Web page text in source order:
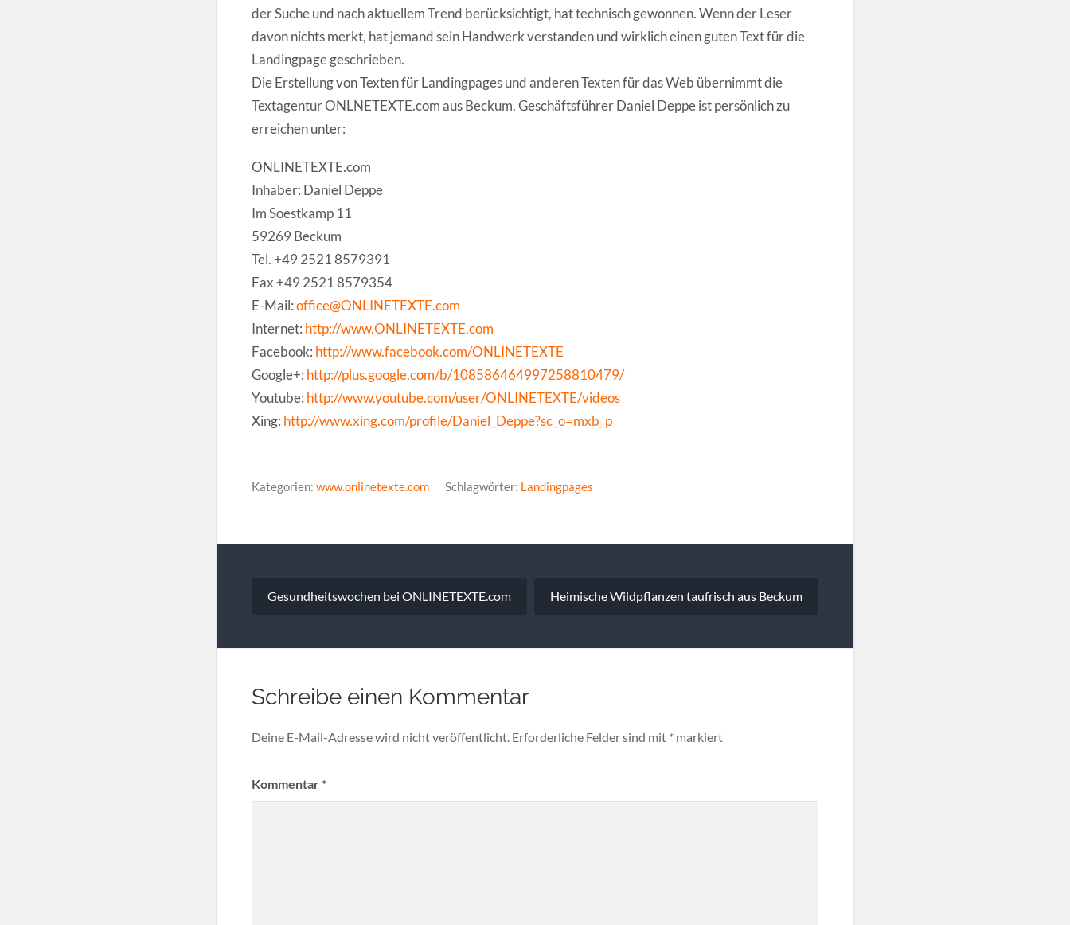
der Suche und nach aktuellem Trend berücksichtigt, hat technisch gewonnen. Wenn der Leser
davon nichts merkt, hat jemand sein Handwerk verstanden und wirklich einen guten Text für die
Landingpage geschrieben.
Die Erstellung von Texten für Landingpages und anderen Texten für das Web übernimmt die
Textagentur ONLNETEXTE.com aus Beckum. Geschäftsführer Daniel Deppe ist persönlich zu
erreichen unter:
ONLINETEXTE.com
Inhaber: Daniel Deppe
Im Soestkamp 11
59269 Beckum
Tel. +49 2521 8579391
Fax +49 2521 8579354
E-Mail:office@ONLINETEXTE.com
Internet: http://www.ONLINETEXTE.com
Facebook: http://www.facebook.com/ONLINETEXTE
Google+: http://plus.google.com/b/108586464997258810479/
Youtube: http://www.youtube.com/user/ONLINETEXTE/videos
Xing: http://www.xing.com/profile/Daniel_Deppe?sc_o=mxb_p
Kategorien: www.onlinetexte.com Schlagwörter: Landingpages
Gesundheitswochen bei ONLINETEXTE.com Heimische Wildpflanzen taufrisch aus Beckum
Schreibe einen Kommentar
Deine E-Mail-Adresse wird nicht veröffentlicht. Erforderliche Felder sind mit * markiert
Kommentar*